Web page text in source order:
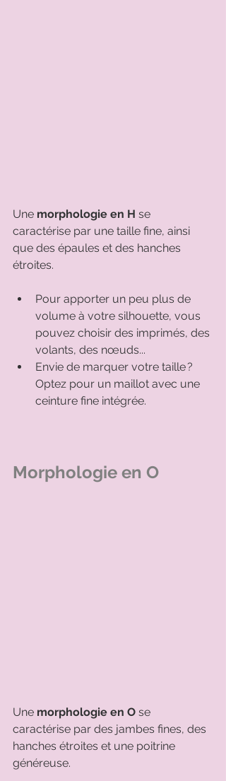
Une morphologie en H se
caractérise par une taille fine, ainsi
que des épaules et des hanches
étroites.
Pour apporter un peu plus de
volume à votre silhouette, vous
pouvez choisir des imprimés, des
volants, des nœuds...
Envie de marquer votre taille ?
Optez pour un maillot avec une
ceinture fine intégrée.
Morphologie en O
Une morphologie en O se
caractérise par des jambes fines, des
hanches étroites et une poitrine
généreuse.